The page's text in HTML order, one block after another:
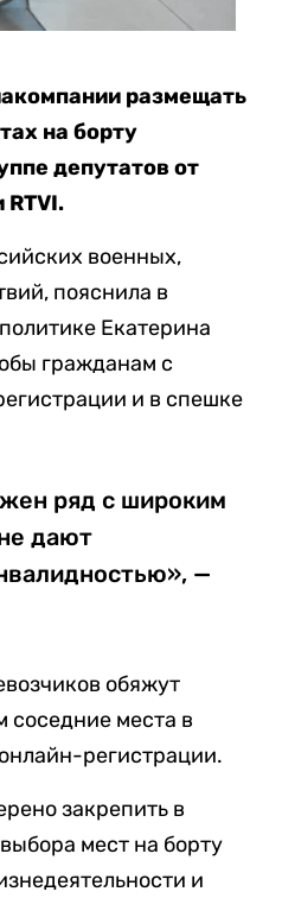
размещать
на борту
депутатов от
военных,
пояснила в
Екатерина
гражданам с
и в спешке
ряд с широким
дают
—
обяжут
места в
регистрации.
закрепить в
мест на борту
и